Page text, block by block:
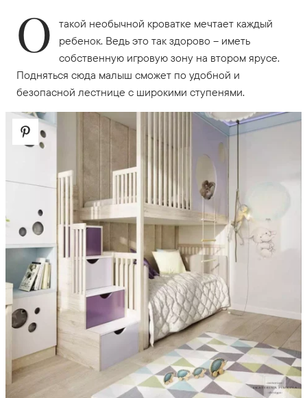
О
такой необычной кроватке мечтает каждый
ребенок. Ведь это так здорово – иметь
собственную игровую зону на втором ярусе.
Подняться сюда малыш сможет по удобной и
безопасной лестнице с широкими ступенями.